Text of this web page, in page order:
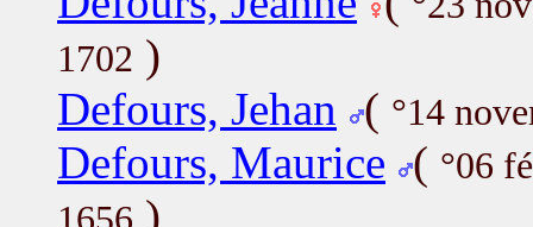
1702 )
Defours, Jehan
( °14
Defours, Maurice ( °06
)